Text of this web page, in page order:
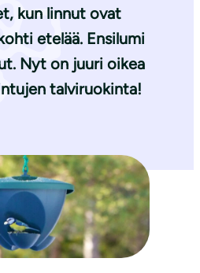
kun linnut ovat
etelää. Ensilumi
Nyt on juuri oikea
talviruokinta!